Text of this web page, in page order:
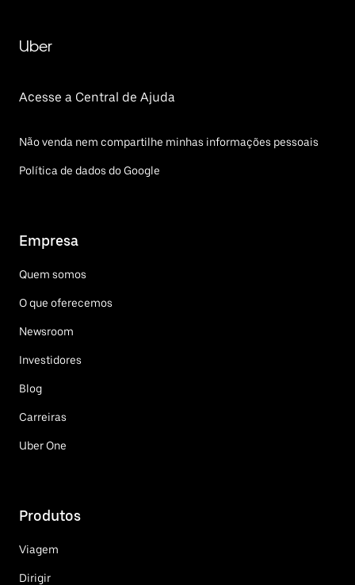
Uber
Acesse a Central de Ajuda
Não venda nem compartilhe minhas informações pessoais
Política de dados do Google
Empresa
Quem somos
O que oferecemos
Newsroom
Investidores
Blog
Carreiras
Uber One
Produtos
Viagem
Dirigir